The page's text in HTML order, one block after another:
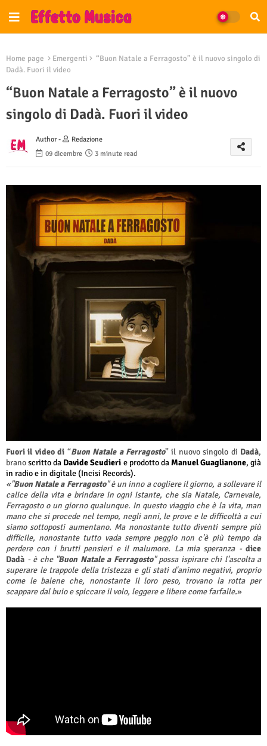
Home page Emergenti
“Buon Natale a Ferragosto” è il nuovo singolo di
Dadà. Fuori il video
“Buon Natale a Ferragosto” è il nuovo
singolo di Dadà. Fuori il video
Author -
Redazione
09 dicembre
3 minute read
Fuori il video di “Buon Natale a Ferragosto” il nuovo singolo di Dadà,
branoscritto da Davide Scudieri e prodotto daManuel Guaglianone, già
in radio e in digitale (Incisi Records).
«"Buon Natale a Ferragosto" è un inno a cogliere il giorno, a sollevare il
calice della vita e brindare in ogni istante, che sia Natale, Carnevale,
Ferragosto o un giorno qualunque. In questo viaggio che è la vita, man
mano che si procede nel tempo, negli anni, le prove e le difficoltà a cui
siamo sottoposti aumentano. Ma nonostante tutto diventi sempre più
difficile, nonostante tutto vada sempre peggio non c’è più tempo da
perdere con i brutti pensieri e il malumore. La mia speranza - dice
Dadà - è che "Buon Natale a Ferragosto" possa ispirare chi l'ascolta a
superare le trappole della tristezza e gli stati d'animo negativi, proprio
come le balene che, nonostante il loro peso, trovano la rotta per
scappare dal buio e spiccare il volo, leggere e libere come farfalle.»